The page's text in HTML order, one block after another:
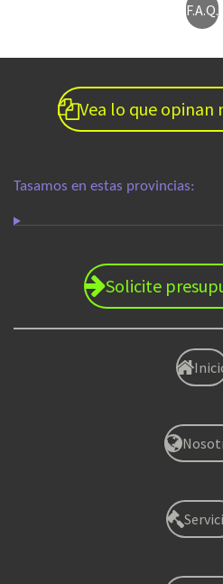
F.A.Q.
Vea lo que opinan
Tasamos en estas provincias:
Solicite